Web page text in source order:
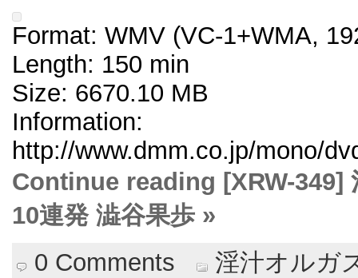
Format: WMV (VC-1+WMA,
Length: 150 min
Size: 6670.10 MB
Information:
http://www.dmm.co.jp/mono/
Continue reading [XRW-349]
10連発 澁谷果歩 »
0 Comments
淫汁オルガ